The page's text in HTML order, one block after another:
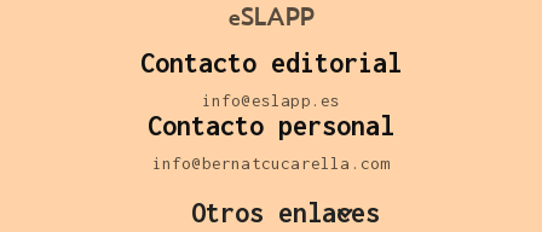
eSLAPP
Contacto editorial
info@eslapp.es
Contacto personal
info@bernatcucarella.com
Otros enlaces